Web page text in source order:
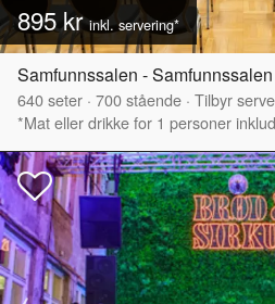
895 krinkl. servering*
Samfunnssalen - Samfunnssalen
640seter · 700stående · Tilbyr
*Mat eller drikke for 1 personer